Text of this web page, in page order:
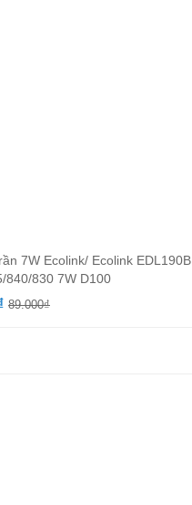
7W Ecolink/ Ecolink EDL190B
840/830 7W D100
89.000₫Giá
Giá